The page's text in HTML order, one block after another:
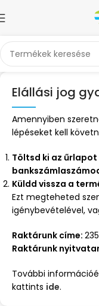
Elállási jog
Amennyiben
lépéseket kell
Töltsd ki az űrlapot
Küldd vissza a
Ezt megteheted
igénybevételével,
Raktárunk címe:
Raktárunk
További
kattints ide.